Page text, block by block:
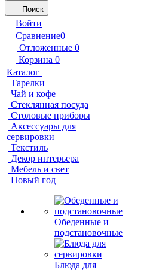
Поиск
Войти
Сравнение0
Отложенные 0
Корзина 0
Каталог
Тарелки
Чай и кофе
Стеклянная посуда
Столовые приборы
Аксессуары для
сервировки
Текстиль
Декор интерьера
Мебель и свет
Новый год
Обеденные и
подстановочные
Блюда для